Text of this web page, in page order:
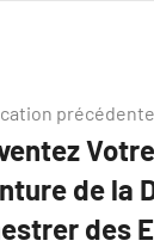
précédente
de la
des